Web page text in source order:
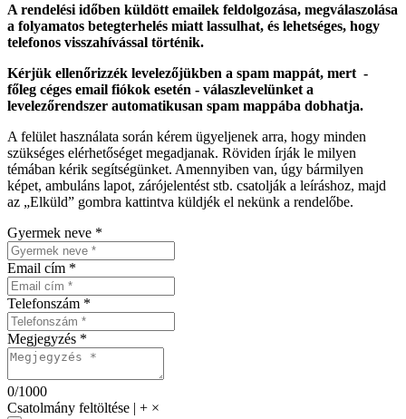
A rendelési időben küldött emailek feldolgozása, megválaszolása
a folyamatos betegterhelés miatt lassulhat, és lehetséges, hogy
telefonos visszahívással történik.
Kérjük ellenőrizzék levelezőjükben a spam mappát, mert -
főleg céges email fiókok esetén - válaszlevelünket a
levelezőrendszer automatikusan spam mappába dobhatja.
A felület használata során kérem ügyeljenek arra, hogy minden
szükséges elérhetőséget megadjanak. Röviden írják le milyen
témában kérik segítségünket. Amennyiben van, úgy bármilyen
képet, ambuláns lapot, zárójelentést stb. csatolják a leíráshoz, majd
az „Elküld” gombra kattintva küldjék el nekünk a rendelőbe.
Gyermek neve *
Email cím *
Telefonszám *
Megjegyzés *
0/1000
Csatolmány feltöltése | + ×